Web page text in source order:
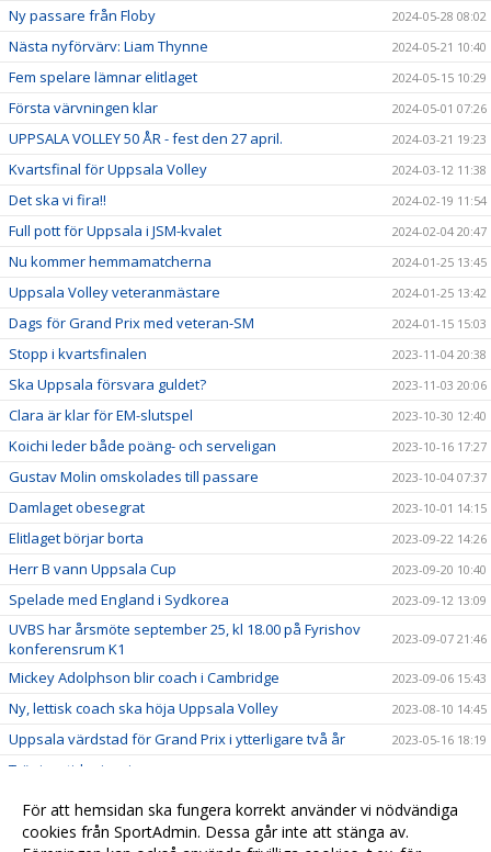
Ny passare från Floby 2024-05-28 08:02
Nästa nyförvärv: Liam Thynne 2024-05-21 10:40
Fem spelare lämnar elitlaget 2024-05-15 10:29
Första värvningen klar 2024-05-01 07:26
UPPSALA VOLLEY 50 ÅR - fest den 27 april. 2024-03-21 19:23
Kvartsfinal för Uppsala Volley 2024-03-12 11:38
Det ska vi fira!! 2024-02-19 11:54
Full pott för Uppsala i JSM-kvalet 2024-02-04 20:47
Nu kommer hemmamatcherna 2024-01-25 13:45
Uppsala Volley veteranmästare 2024-01-25 13:42
Dags för Grand Prix med veteran-SM 2024-01-15 15:03
Stopp i kvartsfinalen 2023-11-04 20:38
Ska Uppsala försvara guldet? 2023-11-03 20:06
Clara är klar för EM-slutspel 2023-10-30 12:40
Koichi leder både poäng- och serveligan 2023-10-16 17:27
Gustav Molin omskolades till passare 2023-10-04 07:37
Damlaget obesegrat 2023-10-01 14:15
Elitlaget börjar borta 2023-09-22 14:26
Herr B vann Uppsala Cup 2023-09-20 10:40
Spelade med England i Sydkorea 2023-09-12 13:09
UVBS har årsmöte september 25, kl 18.00 på Fyrishov
konferensrum K1
2023-09-07 21:46
Mickey Adolphson blir coach i Cambridge 2023-09-06 15:43
Ny, lettisk coach ska höja Uppsala Volley 2023-08-10 14:45
Uppsala värdstad för Grand Prix i ytterligare två år 2023-05-16 18:19
Träningstider i maj
Årets spelare utsedda 2023-04-24 21:42
Kvalvinst för Uppsala Volley 2023-04-21 16:22
För att hemsidan ska fungera korrekt använder vi nödvändiga
cookies från SportAdmin. Dessa går inte att stänga av.